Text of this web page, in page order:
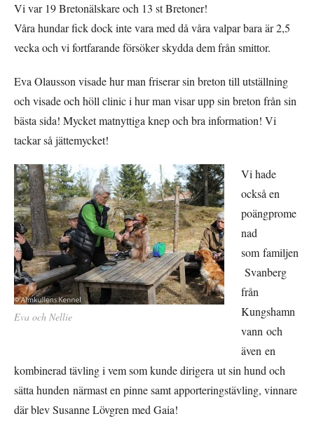
Vi var 19 Bretonälskare och 13 st Bretoner!
Våra hundar fick dock inte vara med då våra valpar bara är 2,5
vecka och vi fortfarande försöker skydda dem från smittor.
Eva Olausson visade hur man friserar sin breton till utställning
och visade och höll clinic i hur man visar upp sin breton från sin
bästa sida! Mycket matnyttiga knep och bra information! Vi
tackar så jättemycket!
Eva och Nellie
Vi hade
också en
poängprome
nad
som familjen
Svanberg
från
Kungshamn
vann och
även en
kombinerad tävling i vem som kunde dirigera ut sin hund och
sätta hunden närmast en pinne samt apporteringstävling, vinnare
där blev Susanne Lövgren med Gaia!